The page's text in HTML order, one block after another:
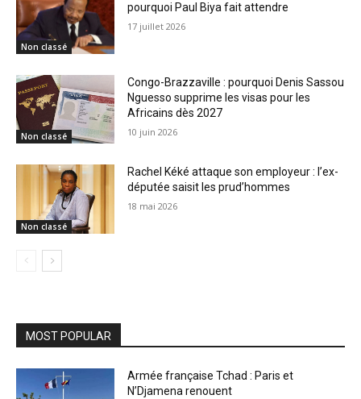
Non classé
pourquoi Paul Biya fait attendre
17 juillet 2026
Non classé
Congo-Brazzaville : pourquoi Denis Sassou
Nguesso supprime les visas pour les
Africains dès 2027
10 juin 2026
Non classé
Rachel Kéké attaque son employeur : l’ex-
députée saisit les prud’hommes
18 mai 2026
MOST POPULAR
Armée française Tchad : Paris et
N’Djamena renouent